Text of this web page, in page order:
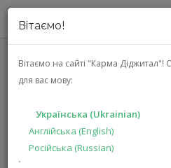
Вітаємо!
Вітаємо на сайті "Карма Діджитал"!
для вас мову:
Українська (Ukrainian)
Англійська (English)
Російська (Russian)
`
ПРО НАС
АКЦІЇ
РІШЕННЯ
ВИРОБНИКАМ
ГОЛОВНА КАТАЛОГ